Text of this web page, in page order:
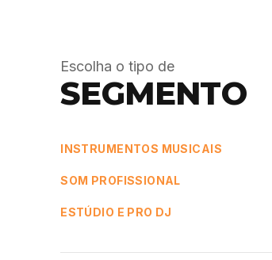
Escolha o tipo de
SEGMENTO
INSTRUMENTOS MUSICAIS
SOM PROFISSIONAL
ESTÚDIO E PRO DJ